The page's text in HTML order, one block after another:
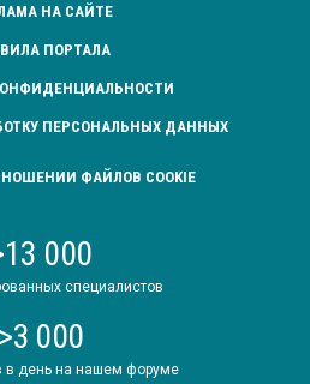
НА САЙТЕ
ПОРТАЛА
ПЕРСОНАЛЬНЫХ ДАННЫХ
ФАЙЛОВ COOKIE
000
специалистов
>3 000
в день на нашем форуме